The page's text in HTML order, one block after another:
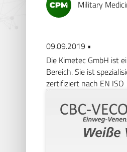
Military
09.09.2019 •
Die Kimetec GmbH ist
Bereich. Sie ist
zertifiziert nach EN